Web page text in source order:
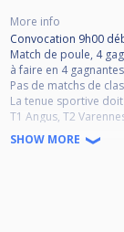
More info
Convocation 9h00
Match de poule, 4
à faire en 4
Pas de matchs de
La tenue sportive
T1 Angus, T2
POUR RAPPEL, CODE
Article 1.1.06 - Forfait
SHOW MORE